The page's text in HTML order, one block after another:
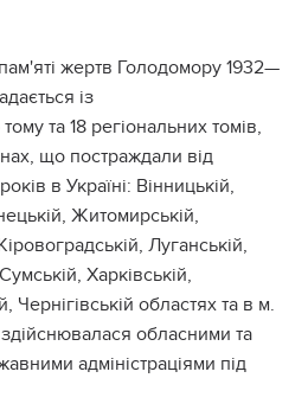
жертв Голодомору 1932—
із
та 18 регіональних томів,
що постраждали від
в Україні: Вінницькій,
Житомирській,
Луганській,
Харківській,
Чернігівській областях та в м.
здійснювалася обласними та
адміністраціями під